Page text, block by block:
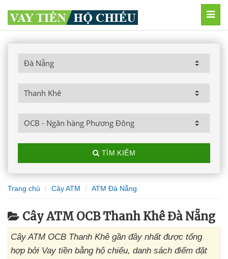
TÌM KIẾM
Trang chủ Cây ATM ATM Đà Nẵng
Cây ATM OCB Thanh Khê Đà Nẵng
Cây ATM OCB Thanh Khê gần đây nhất được tổng
hợp bởi Vay tiền bằng hộ chiếu, danh sách điểm đặt